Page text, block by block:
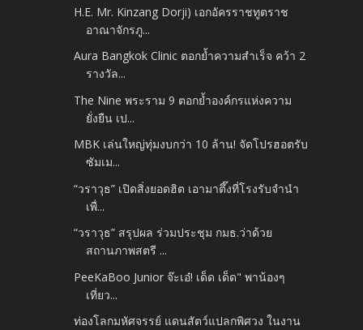
H.E. Mr. Kinzang Dorji) เอกอัครราชทูตราช
อาณาจักรภู...
Aura Bangkok Clinic ตอกย้ำความสำเร็จ คว้า 2
รางวัล...
The Nine พระราม 9 ตอกย้ำองค์กรแห่งความ
ยั่งยืน เป...
MBK เล่นใหญ่ทุ่มงบกว่า 10 ล้าน! จัดโปรฮอตรับ
ซัมเม...
“วราวุธ” เปิดสิ่งยอดฮิต เอามาตึ๊งที่โรงรับจำนำ
เพื่...
“วราวุธ” สรุปผล ร่วมประชุม กมธ.ว่าด้วย
สถานภาพสตรี ...
PeeKaBoo Junior จ๊ะเอ๋! เด็ด เด็ด" พาน้องๆ
เที่ยว...
ท่องโลกมหัศจรรย์ แดนสัตว์แปลกพิศวง ในงาน